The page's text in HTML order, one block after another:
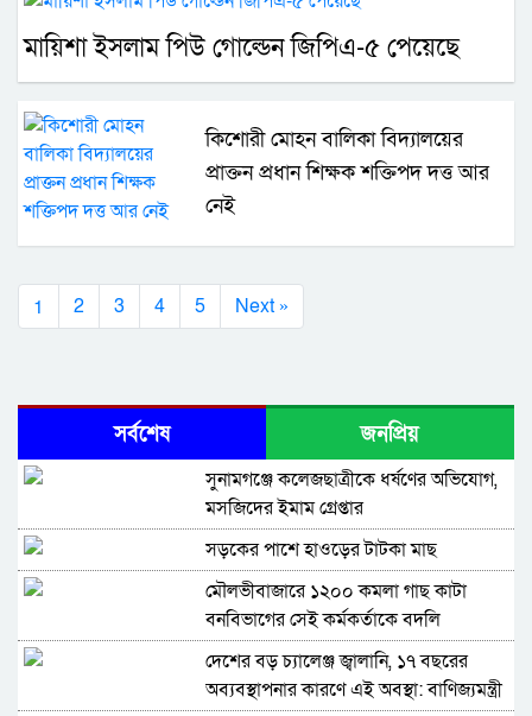
মায়িশা ইসলাম পিউ গোল্ডেন জিপিএ-৫ পেয়েছে
কিশোরী মোহন বালিকা বিদ্যালয়ের
প্রাক্তন প্রধান শিক্ষক শক্তিপদ দত্ত আর
নেই
1 2 3 4 5 Next »
সর্বশেষ জনপ্রিয়
সুনামগঞ্জে কলেজছাত্রীকে ধর্ষণের অভিযোগ,
মসজিদের ইমাম গ্রেপ্তার
সড়কের পাশে হাওড়ের টাটকা মাছ
মৌলভীবাজারে ১২০০ কমলা গাছ কাটা
বনবিভাগের সেই কর্মকর্তাকে বদলি
দেশের বড় চ্যালেঞ্জ জ্বালানি, ১৭ বছরের
অব্যবস্থাপনার কারণে এই অবস্থা: বাণিজ্যমন্ত্রী